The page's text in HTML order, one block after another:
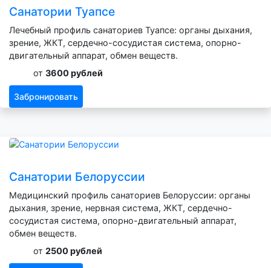
Санатории Туапсе
Лечебный профиль санаториев Туапсе: органы дыхания,
зрение, ЖКТ, сердечно-сосудистая система, опорно-
двигательный аппарат, обмен веществ.
от 3600 рублей
Забронировать
Санатории Белоруссии
Медицинский профиль санаториев Белоруссии: органы
дыхания, зрение, нервная система, ЖКТ, сердечно-
сосудистая система, опорно-двигательный аппарат,
обмен веществ.
от 2500 рублей